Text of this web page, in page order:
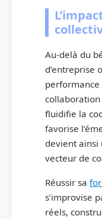
Au‑delà du
d’entreprise
performance
fluidifie la
favorise
devient ainsi
vecteur de
Réussir sa
s’improvise
réels,